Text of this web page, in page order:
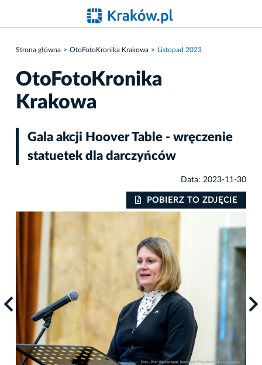
Strona główna OtoFotoKronika Krakowa Listopad 2023
OtoFotoKronika
Krakowa
Gala akcji Hoover Table - wręczenie
statuetek dla darczyńców
Data: 2023-11-30
POBIERZ TO ZDJĘCIE